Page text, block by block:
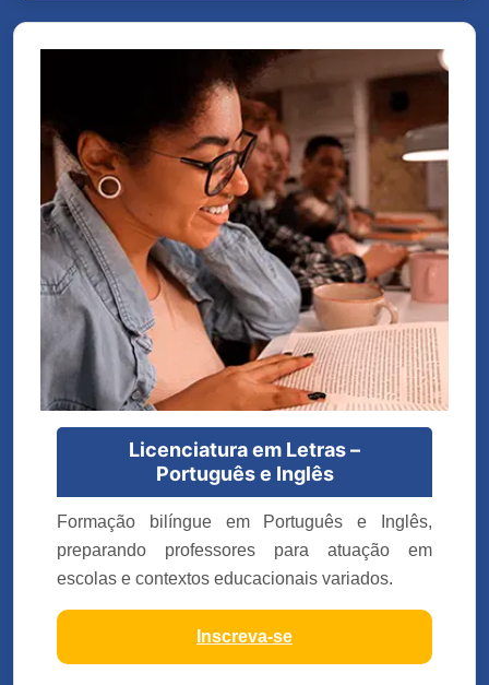
Licenciatura em Letras –
Português e Inglês
Formação bilíngue em Português e Inglês,
preparando professores para atuação em
escolas e contextos educacionais variados.
Inscreva-se